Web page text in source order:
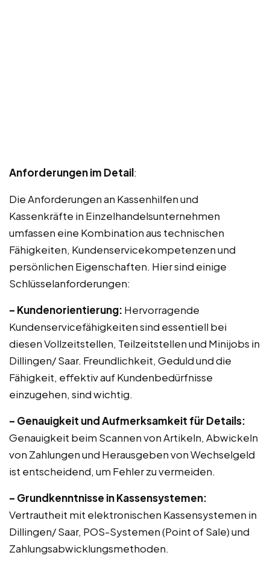
Anforderungen im Detail:
Die Anforderungen an Kassenhilfen und
Kassenkräfte in Einzelhandelsunternehmen
umfassen eine Kombination aus technischen
Fähigkeiten, Kundenservicekompetenzen und
persönlichen Eigenschaften. Hier sind einige
Schlüsselanforderungen:
– Kundenorientierung: Hervorragende
Kundenservicefähigkeiten sind essentiell bei
diesen Vollzeitstellen, Teilzeitstellen und Minijobs in
Dillingen/ Saar. Freundlichkeit, Geduld und die
Fähigkeit, effektiv auf Kundenbedürfnisse
einzugehen, sind wichtig.
– Genauigkeit und Aufmerksamkeit für Details:
Genauigkeit beim Scannen von Artikeln, Abwickeln
von Zahlungen und Herausgeben von Wechselgeld
ist entscheidend, um Fehler zu vermeiden.
– Grundkenntnisse in Kassensystemen:
Vertrautheit mit elektronischen Kassensystemen in
Dillingen/ Saar, POS-Systemen (Point of Sale) und
Zahlungsabwicklungsmethoden.